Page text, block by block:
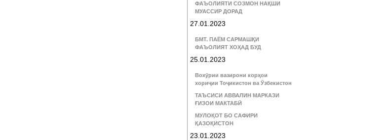
ФАЪОЛИЯТИ СОЗМОН НАҚШИ
МУАССИР ДОРАД
27.01.2023
БМТ. ПАЁМ САРМАШҚИ
ФАЪОЛИЯТ ХОҲАД БУД
25.01.2023
Вохӯрии вазирони корҳои
хориҷии Тоҷикистон ва Ӯзбекистон
ТАЪСИСИ АВВАЛИН МАРКАЗИ
ҒИЗОИ МАКТАБӢ
МУЛОҚОТ БО САФИРИ
ҚАЗОҚИСТОН
23.01.2023